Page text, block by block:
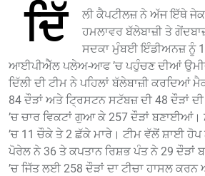
ਦਿੱ
ਲੀ ਕੈਪਟੀਲਜ਼ ਨੇ ਅੱਜ ਇੱਥੇ
ਹਮਲਾਵਰ ਬੱਲੇਬਾਜ਼ੀ ਤੇ
ਸਦਕਾ ਮੁੰਬਈ ਇੰਡੀਅਨਜ਼ ਨੂੰ
ਆਈਪੀਐੱਲ ਪਲੇਅ-ਆਫ ’ਚ ਪਹੁੰਚਣ ਦੀਆਂ
ਦਿੱਲੀ ਦੀ ਟੀਮ ਨੇ ਪਹਿਲਾਂ ਬੱਲੇਬਾਜ਼ੀ ਕਰਦਿਆਂ
84 ਦੌੜਾਂ ਅਤੇ ਟ੍ਰਿਸਟਨ ਸਟੱਬਜ਼ ਦੀ 48 ਦੌੜਾਂ ਦੀ
’ਚ ਚਾਰ ਵਿਕਟਾਂ ਗੁਆ ਕੇ 257 ਦੌੜਾਂ
’ਚ 11 ਚੌਕੇ ਤੇ 2 ਛੱਕੇ ਮਾਰੇ। ਟੀਮ ਵੱਲੋਂ ਸ਼ਾਈ ਹੋਪ
ਪੋਰੇਲ ਨੇ 36 ਤੇ ਕਪਤਾਨ ਰਿਸ਼ਭ ਪੰਤ ਨੇ 29
’ਚ ਜਿੱਤ ਲਈ 258 ਦੌੜਾਂ ਦਾ ਟੀਚਾ ਹਾਸਲ